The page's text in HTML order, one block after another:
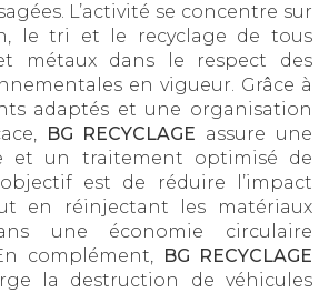
L’activité se concentre sur
le tri et le recyclage de tous
métaux dans le respect des
en vigueur. Grâce à
adaptés et une organisation
BG RECYCLAGE assure une
et un traitement optimisé de
est de réduire l’impact
en réinjectant les matériaux
une économie circulaire
complément,
BG RECYCLAGE
la destruction de véhicules